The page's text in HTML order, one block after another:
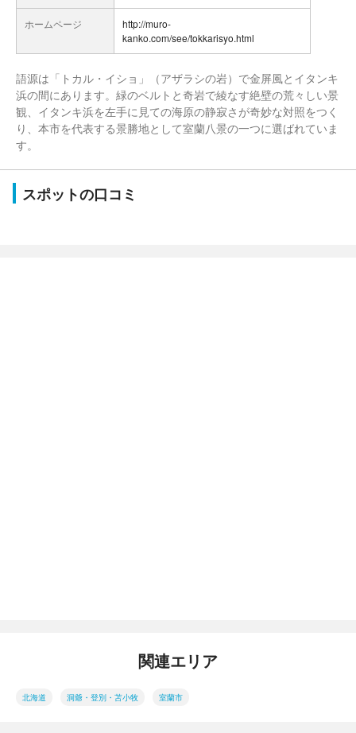
ホームページ
http://muro-
kanko.com/see/tokkarisyo.html
語源は「トカル・イショ」（アザラシの岩）で金屏風とイタンキ
浜の間にあります。緑のベルトと奇岩で綾なす絶壁の荒々しい景
観、イタンキ浜を左手に見ての海原の静寂さが奇妙な対照をつく
り、本市を代表する景勝地として室蘭八景の一つに選ばれていま
す。
スポットの口コミ
関連エリア
北海道 洞爺・登別・苫小牧 室蘭市